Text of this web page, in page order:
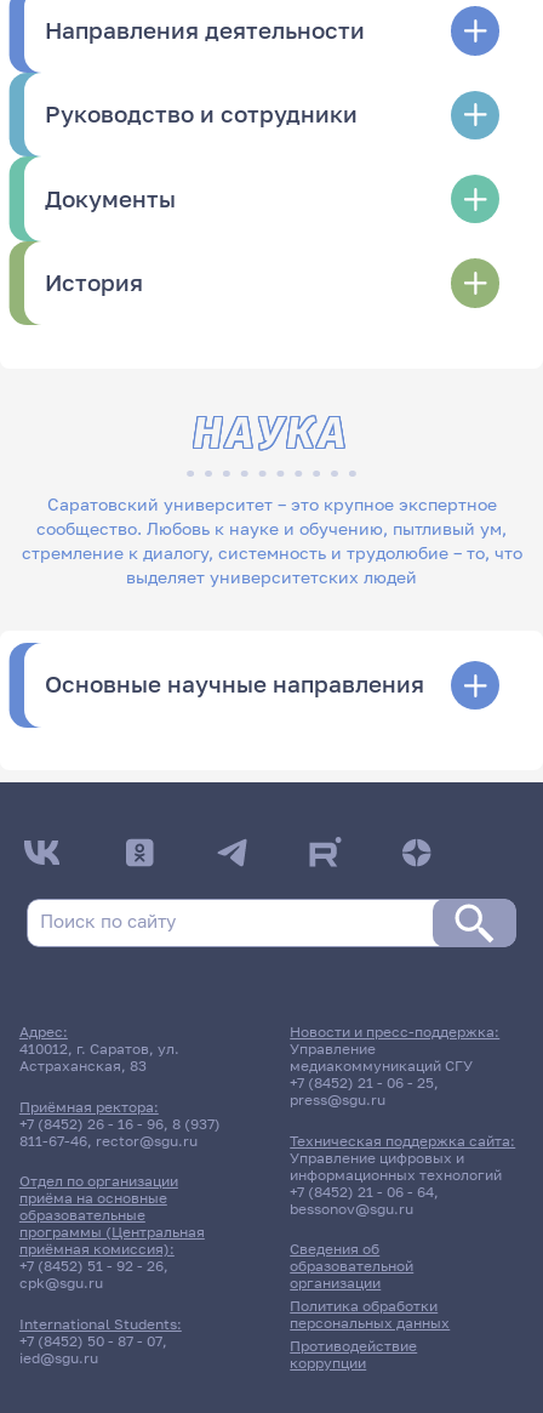
Направления деятельности
Руководство и сотрудники
Документы
История
Саратовский университет – это крупное экспертное
сообщество. Любовь к науке и обучению, пытливый ум,
стремление к диалогу, системность и трудолюбие – то, что
выделяет университетских людей
НАУКА
Основные научные направления
Адрес:
410012, г. Саратов, ул.
Астраханская, 83
Приёмная ректора:
+7 (8452) 26 - 16 - 96, 8 (937)
811-67-46, rector@sgu.ru
Отдел по организации
приёма на основные
образовательные
программы (Центральная
приёмная комиссия):
+7 (8452) 51 - 92 - 26,
cpk@sgu.ru
International Students:
+7 (8452) 50 - 87 - 07,
ied@sgu.ru
Сведения об
образовательной
организации
Политика обработки
персональных данных
Противодействие
коррупции
Новости и пресс-поддержка:
Управление
медиакоммуникаций СГУ
+7 (8452) 21 - 06 - 25,
press@sgu.ru
Техническая поддержка сайта:
Управление цифровых и
информационных технологий
+7 (8452) 21 - 06 - 64,
bessonov@sgu.ru